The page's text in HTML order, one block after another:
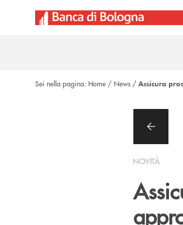
Sei nella pagina: Home / News / Assicura
NOVITÀ